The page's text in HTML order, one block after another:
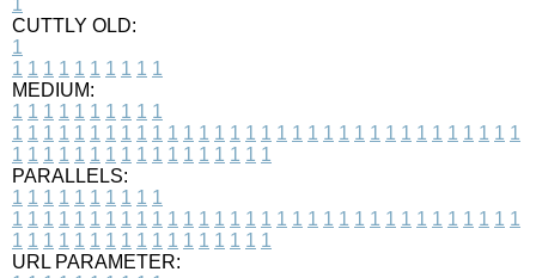
CUTTLY OLD:
1
1 1 1 1 1 1 1 1 1 1
MEDIUM:
1 1 1 1 1 1 1 1 1 1
1 1 1 1 1 1 1 1 1 1 1 1 1 1 1 1 1 1 1 1 1 1 1 1 1 1 1 1 1 1 1 1 1
1 1 1 1 1 1 1 1 1 1 1 1 1 1 1 1 1
PARALLELS:
1 1 1 1 1 1 1 1 1 1
1 1 1 1 1 1 1 1 1 1 1 1 1 1 1 1 1 1 1 1 1 1 1 1 1 1 1 1 1 1 1 1 1
1 1 1 1 1 1 1 1 1 1 1 1 1 1 1 1 1
URL PARAMETER: